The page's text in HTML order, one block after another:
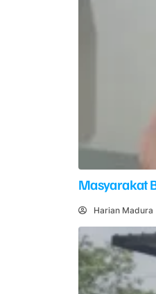
Masyarakat
Harian Madura